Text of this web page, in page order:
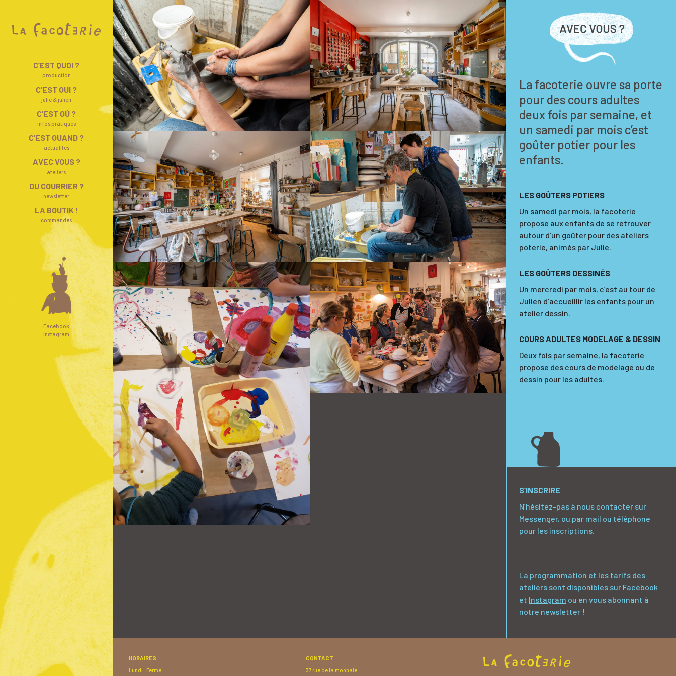
content
C’EST QUOI ?
production
C’EST QUI ?
julie & julien
C’EST OÙ ?
infos pratiques
C’EST QUAND ?
actualités
AVEC VOUS ?
ateliers
DU COURRIER ?
newsletter
LA BOUTIK !
commandes
Facebook
Instagram
La facoterie ouvre sa porte
pour des cours adultes
deux fois par semaine, et
un samedi par mois c’est
goûter potier pour les
enfants.
LES GOÛTERS POTIERS
Un samedi par mois, la facoterie
propose aux enfants de se retrouver
autour d’un goûter pour des ateliers
poterie, animés par Julie.
LES GOÛTERS DESSINÉS
Un mercredi par mois, c’est au tour de
Julien d’accueillir les enfants pour un
atelier dessin.
COURS ADULTES MODELAGE & DESSIN
Deux fois par semaine, la facoterie
propose des cours de modelage ou de
dessin pour les adultes.
S’INSCRIRE
N’hésitez-pas à nous contacter sur
Messenger, ou par mail ou téléphone
pour les inscriptions.
La programmation et les tarifs des
ateliers sont disponibles sur Facebook
et Instagram ou en vous abonnant à
notre newsletter !
HORAIRES
Lundi : Fermé
CONTACT
37 rue de la monnaie